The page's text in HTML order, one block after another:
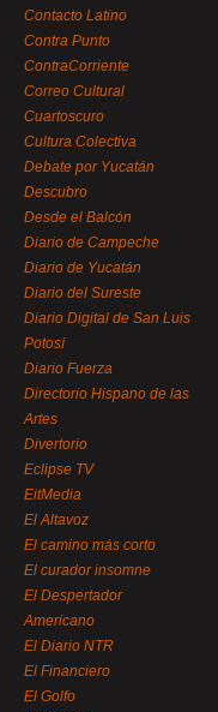
Contacto Latino
Contra Punto
ContraCorriente
Correo Cultural
Cuartoscuro
Cultura Colectiva
Debate por Yucatán
Descubro
Desde el Balcón
Diario de Campeche
Diario de Yucatán
Diario del Sureste
Diario Digital de San Luis
Potosí
Diario Fuerza
Directorio Hispano de las
Artes
Divertorio
Eclipse TV
EitMedia
El Altavoz
El camino más corto
El curador insomne
El Despertador
Americano
El Diario NTR
El Financiero
El Golfo